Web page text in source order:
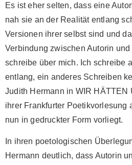
Es ist eher selten, dass eine
nah sie an der Realität entlang
Versionen ihrer selbst sind und
Verbindung zwischen Autorin und
schreibe über mich. Ich schreibe
entlang, ein anderes Schreiben
Judith Hermann in WIR HÄTTEN
ihrer Frankfurter Poetikvorlesung
nun in gedruckter Form vorliegt.
In ihren poetologischen
Hermann deutlich, dass Autorin